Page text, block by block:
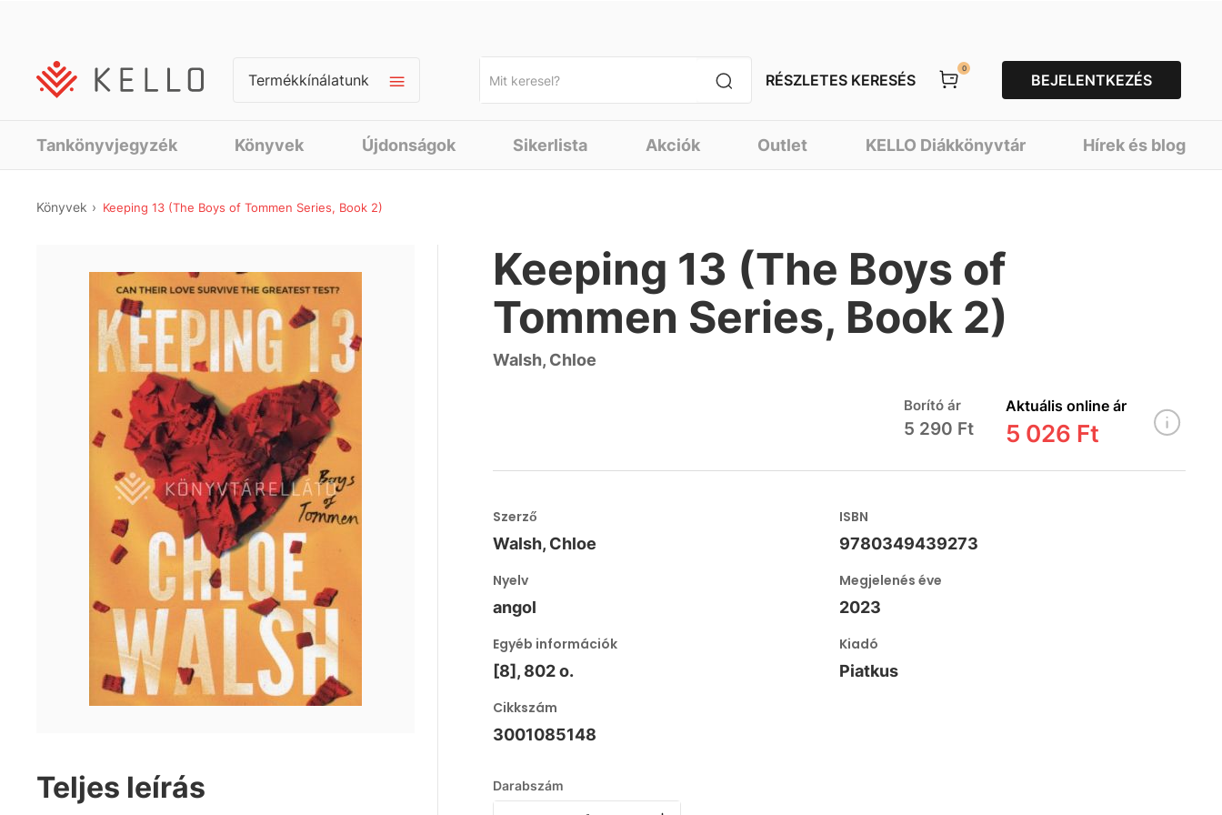
Termékkínálatunk RÉSZLETES KERESÉS
0
BEJELENTKEZÉS
Tankönyvjegyzék Könyvek Újdonságok Sikerlista Akciók Outlet KELLO Diákkönyvtár Hírek és blog
Könyvek Keeping 13 (The Boys of Tommen Series, Book 2)
Teljes leírás
Keeping 13 (The Boys of
Tommen Series, Book 2)
Walsh, Chloe
Borító ár
5 290 Ft
Aktuális online ár
5 026 Ft
Szerző
Walsh, Chloe
ISBN
9780349439273
Nyelv
angol
Megjelenés éve
2023
Egyéb információk
[8], 802 o.
Kiadó
Piatkus
Cikkszám
3001085148
Darabszám